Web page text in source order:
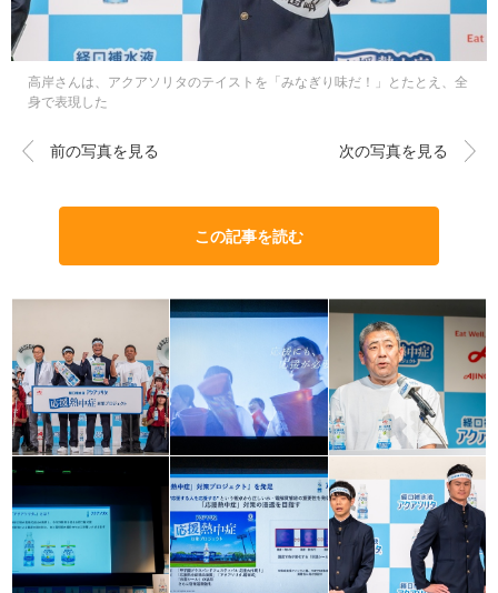
高岸さんは、アクアソリタのテイストを「みなぎり味だ！」とたとえ、全
身で表現した
前の写真を見る 次の写真を見る
この記事を読む